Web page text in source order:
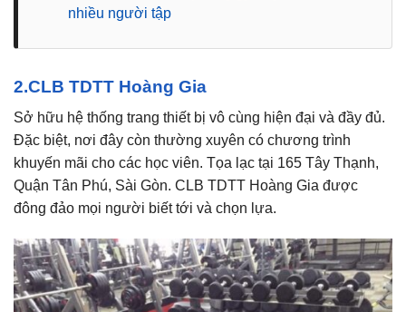
nhiều người tập
2.CLB TDTT Hoàng Gia
Sở hữu hệ thống trang thiết bị vô cùng hiện đại và đầy đủ.
Đặc biệt, nơi đây còn thường xuyên có chương trình
khuyến mãi cho các học viên. Tọa lạc tại 165 Tây Thạnh,
Quận Tân Phú, Sài Gòn. CLB TDTT Hoàng Gia được
đông đảo mọi người biết tới và chọn lựa.